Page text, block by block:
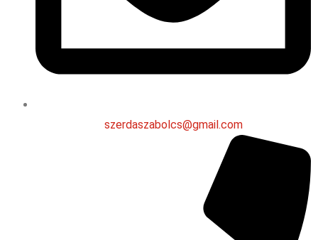
szerdaszabolcs@gmail.com